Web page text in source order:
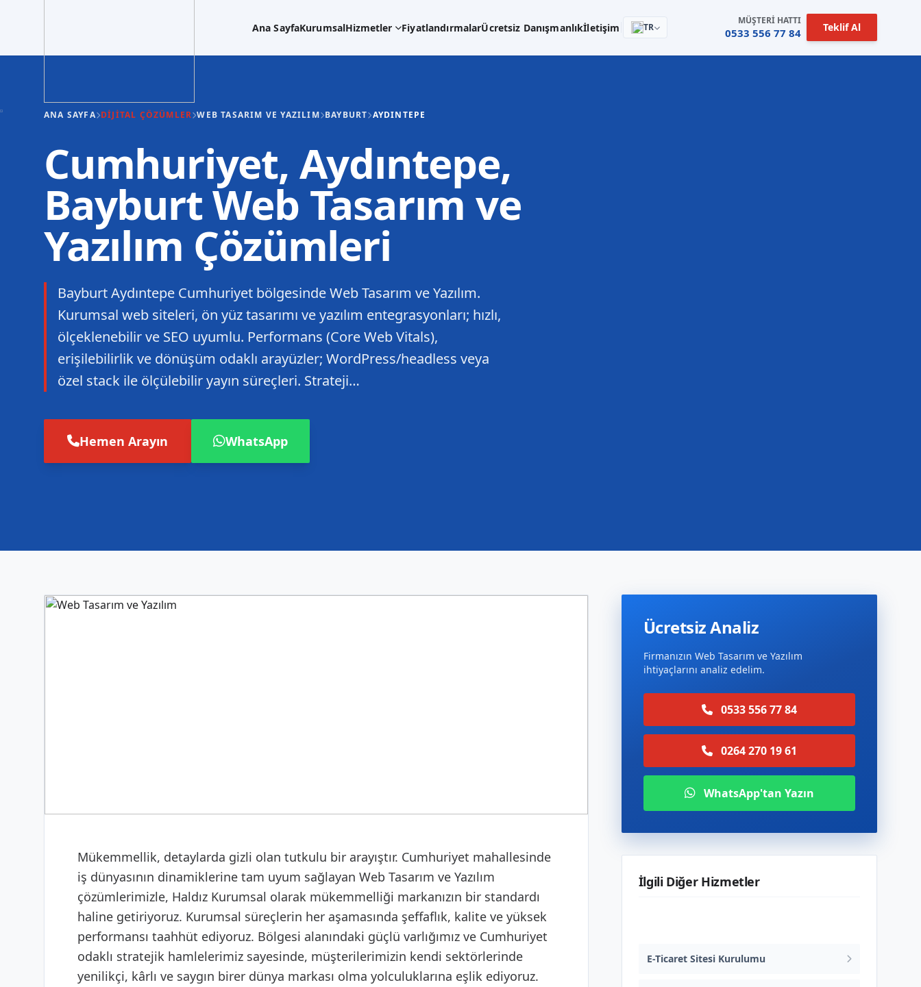
Ana SayfaKurumsalHizmetler FiyatlandırmalarÜcretsiz Danışmanlıkİletişim TR
MÜŞTERI HATTI
0533 556 77 84 Teklif Al
ANA SAYFA DIJITAL ÇÖZÜMLER WEB TASARIM VE YAZILIM BAYBURT AYDINTEPE
Cumhuriyet, Aydıntepe,
Bayburt Web Tasarım ve
Yazılım Çözümleri
Bayburt Aydıntepe Cumhuriyet bölgesinde Web Tasarım ve Yazılım.
Kurumsal web siteleri, ön yüz tasarımı ve yazılım entegrasyonları; hızlı,
ölçeklenebilir ve SEO uyumlu. Performans (Core Web Vitals),
erişilebilirlik ve dönüşüm odaklı arayüzler; WordPress/headless veya
özel stack ile ölçülebilir yayın süreçleri. Strateji…
Hemen Arayın WhatsApp
Mükemmellik, detaylarda gizli olan tutkulu bir arayıştır. Cumhuriyet mahallesinde
iş dünyasının dinamiklerine tam uyum sağlayan Web Tasarım ve Yazılım
çözümlerimizle, Haldız Kurumsal olarak mükemmelliği markanızın bir standardı
haline getiriyoruz. Kurumsal süreçlerin her aşamasında şeffaflık, kalite ve yüksek
performansı taahhüt ediyoruz. Bölgesi alanındaki güçlü varlığımız ve Cumhuriyet
odaklı stratejik hamlelerimiz sayesinde, müşterilerimizin kendi sektörlerinde
yenilikçi, kârlı ve saygın birer dünya markası olma yolculuklarına eşlik ediyoruz.
Ücretsiz Analiz
Firmanızın Web Tasarım ve Yazılım
ihtiyaçlarını analiz edelim.
0533 556 77 84
0264 270 19 61
WhatsApp'tan Yazın
İlgili Diğer Hizmetler
E-Ticaret Sitesi Kurulumu